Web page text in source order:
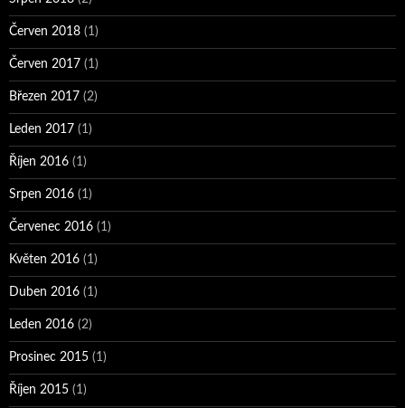
Červen 2018 (1)
Červen 2017 (1)
Březen 2017 (2)
Leden 2017 (1)
Říjen 2016 (1)
Srpen 2016 (1)
Červenec 2016 (1)
Květen 2016 (1)
Duben 2016 (1)
Leden 2016 (2)
Prosinec 2015 (1)
Říjen 2015 (1)